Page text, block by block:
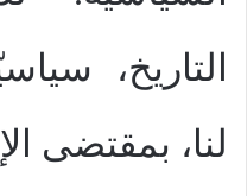
التاريخ،
لنا، بمقتضى